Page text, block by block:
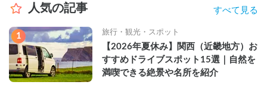
人気の記事 すべて見る
1 旅行・観光・スポット
【2026年夏休み】関西（近畿地方）お
すすめドライブスポット15選｜自然を
満喫できる絶景や名所を紹介